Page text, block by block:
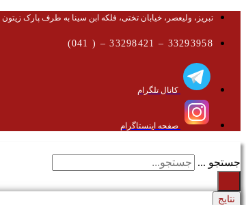
تبریز، ولیعصر، خیابان تختی، فلکه ابن سینا به طرف پارک زیتون
33293958 – 33298421 – ( 041)
کانال تلگرام
صفحه اینستاگرام
جستجو ...
نتایج